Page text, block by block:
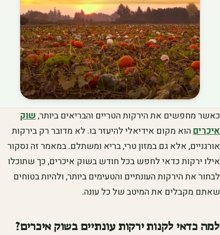
כאשר מחפשים את הירקות הטריים והבריאים ביותר,שוק
איכריםהוא מקום אידיאלי להיעזר בו. לא מדובר רק בירקות
אורגניים, אלא גם במזון טרי, בריא ומשתלם. במאמר זה נסקור
אילו ירקות כדאי לחפש בכל חודש בשוק איכרים, כך שתוכלו
לבחור את הירקות העונתיים והטעימים ביותר, ולהיות בטוחים
שאתם מקבלים את המיטב של כל עונה.
למה כדאי לקנות ירקות עונתיים בשוק איכרים?